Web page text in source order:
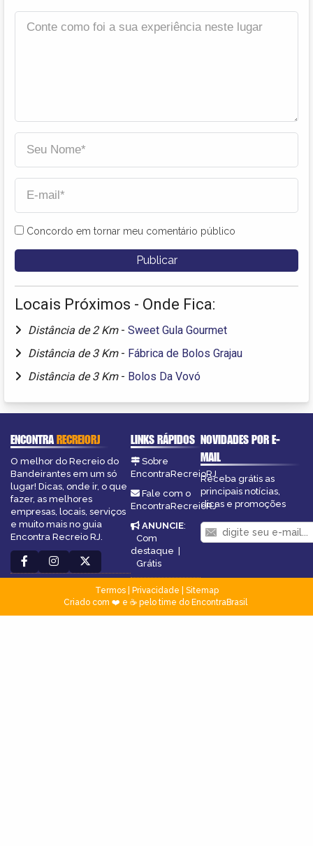
Concordo em tornar meu comentário público
Locais Próximos - Onde Fica:
Distância de 2 Km - Sweet Gula Gourmet
Distância de 3 Km - Fábrica de Bolos Grajau
Distância de 3 Km - Bolos Da Vovó
ENCONTRARECREIORJ
O melhor do Recreio do
Bandeirantes em um só
lugar! Dicas, onde ir, o que
fazer, as melhores
empresas, locais, serviços
e muito mais no guia
Encontra Recreio RJ.
LINKS RÁPIDOS
Sobre
EncontraRecreioRJ
Fale com o
EncontraRecreioRJ
ANUNCIE:
Com
destaque |
Grátis
NOVIDADES POR E-
MAIL
Receba grátis as
principais notícias,
dicas e promoções
Termos| Privacidade
Sitemap
Criado com ❤️ e ☕ pelo time do EncontraBrasil